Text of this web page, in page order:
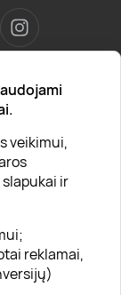
veikimui,
ir
reklamai,